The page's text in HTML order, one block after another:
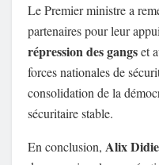
Le Premier ministre a
partenaires pour leur
répression des gangset
forces nationales de
consolidation de la
sécuritaire stable.
En conclusion, Alix